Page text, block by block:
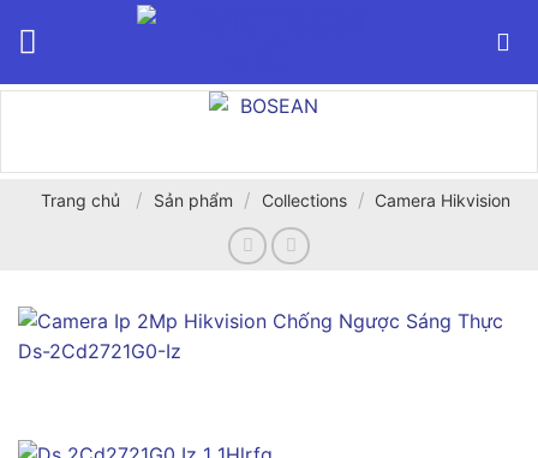
Trang chủ / Sản phẩm / Collections / Camera Hikvision